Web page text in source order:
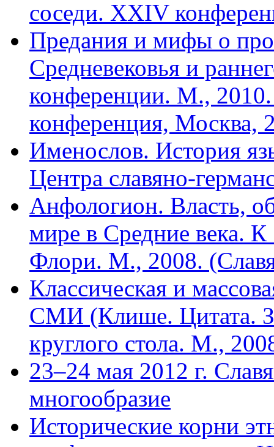
соседи. XXIV
Предания и мифы о
Средневековья и
конференции. М.,
кон­ференция, Москва,
Именослов. История
Центра славяно-
Анфологион. Власть,
мире в Средние века.
Флори. М., 2008.
Классическая и
СМИ (Клише. Цитата.
круглого стола. М.,
23–24 мая 2012 г.
многообразие
Исторические корни